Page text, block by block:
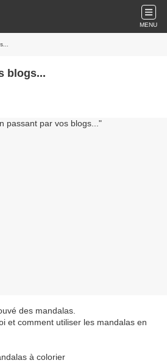
MENU
blogs...
des mandalas.
et comment utiliser les mandalas en
à colorier